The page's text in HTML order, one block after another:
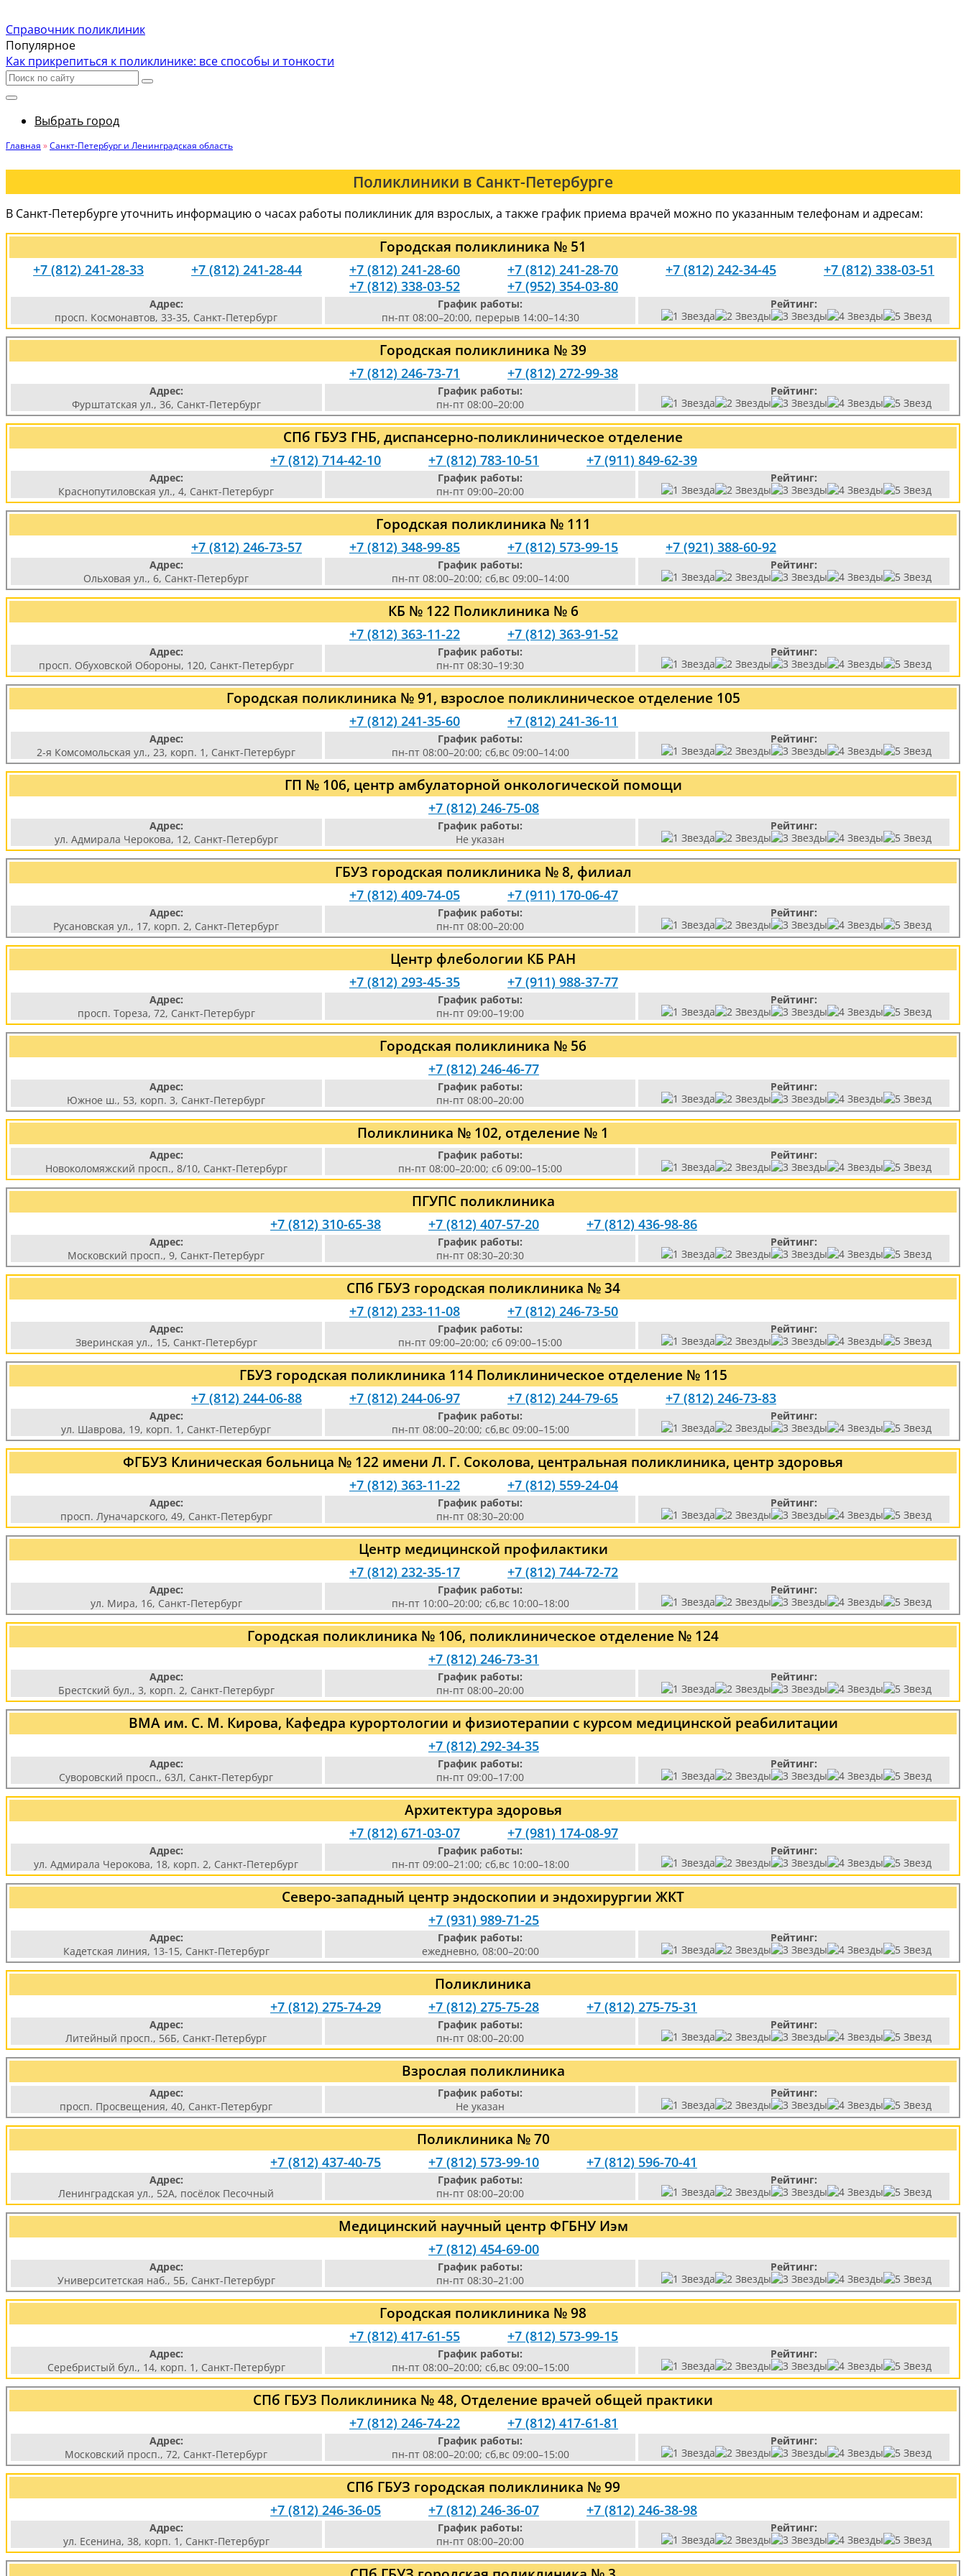
Справочник поликлиник
Популярное
Как прикрепиться к поликлинике: все способы и тонкости
Выбрать город
Главная »Санкт-Петербург и Ленинградская область
Поликлиники в Санкт-Петербурге
В Санкт-Петербурге уточнить информацию о часах работы поликлиник для взрослых, а также график приема врачей можно по указанным телефонам и адресам:
Городская поликлиника № 51
+7 (812) 241-28-33 +7 (812) 241-28-44 +7 (812) 241-28-60 +7 (812) 241-28-70 +7 (812) 242-34-45
+7 (812) 338-03-51
+7 (812) 338-03-52
+7 (952) 354-03-80
Адрес:
просп. Космонавтов, 33-35, Санкт-Петербург
График работы:
пн-пт 08:00–20:00, перерыв 14:00–14:30
Рейтинг:
Городская поликлиника № 39
+7 (812) 246-73-71 +7 (812) 272-99-38
Адрес:
Фурштатская ул., 36, Санкт-Петербург
График работы:
пн-пт 08:00–20:00
Рейтинг:
СПб ГБУЗ ГНБ, диспансерно-поликлиническое отделение
+7 (812) 714-42-10 +7 (812) 783-10-51 +7 (911) 849-62-39
Адрес:
Краснопутиловская ул., 4, Санкт-Петербург
График работы:
пн-пт 09:00–20:00
Рейтинг:
Городская поликлиника № 111
+7 (812) 246-73-57 +7 (812) 348-99-85 +7 (812) 573-99-15 +7 (921) 388-60-92
Адрес:
Ольховая ул., 6, Санкт-Петербург
График работы:
пн-пт 08:00–20:00; сб,вс 09:00–14:00
Рейтинг:
КБ № 122 Поликлиника № 6
+7 (812) 363-11-22 +7 (812) 363-91-52
Адрес:
просп. Обуховской Обороны, 120, Санкт-Петербург
График работы:
пн-пт 08:30–19:30
Рейтинг:
Городская поликлиника № 91, взрослое поликлиническое отделение 105
+7 (812) 241-35-60 +7 (812) 241-36-11
Адрес:
2-я Комсомольская ул., 23, корп. 1, Санкт-Петербург
График работы:
пн-пт 08:00–20:00; сб,вс 09:00–14:00
Рейтинг:
ГП № 106, центр амбулаторной онкологической помощи
+7 (812) 246-75-08
Адрес:
ул. Адмирала Черокова, 12, Санкт-Петербург
График работы:
Не указан
Рейтинг:
ГБУЗ городская поликлиника № 8, филиал
+7 (812) 409-74-05 +7 (911) 170-06-47
Адрес:
Русановская ул., 17, корп. 2, Санкт-Петербург
График работы:
пн-пт 08:00–20:00
Рейтинг:
Центр флебологии КБ РАН
+7 (812) 293-45-35 +7 (911) 988-37-77
Адрес:
просп. Тореза, 72, Санкт-Петербург
График работы:
пн-пт 09:00–19:00
Рейтинг:
Городская поликлиника № 56
+7 (812) 246-46-77
Адрес:
Южное ш., 53, корп. 3, Санкт-Петербург
График работы:
пн-пт 08:00–20:00
Рейтинг:
Поликлиника № 102, отделение № 1
Адрес:
Новоколомяжский просп., 8/10, Санкт-Петербург
График работы:
пн-пт 08:00–20:00; сб 09:00–15:00
Рейтинг:
ПГУПС поликлиника
+7 (812) 310-65-38 +7 (812) 407-57-20 +7 (812) 436-98-86
Адрес:
Московский просп., 9, Санкт-Петербург
График работы:
пн-пт 08:30–20:30
Рейтинг:
СПб ГБУЗ городская поликлиника № 34
+7 (812) 233-11-08 +7 (812) 246-73-50
Адрес:
Зверинская ул., 15, Санкт-Петербург
График работы:
пн-пт 09:00–20:00; сб 09:00–15:00
Рейтинг:
ГБУЗ городская поликлиника 114 Поликлиническое отделение № 115
+7 (812) 244-06-88 +7 (812) 244-06-97 +7 (812) 244-79-65 +7 (812) 246-73-83
Адрес:
ул. Шаврова, 19, корп. 1, Санкт-Петербург
График работы:
пн-пт 08:00–20:00; сб,вс 09:00–15:00
Рейтинг:
ФГБУЗ Клиническая больница № 122 имени Л. Г. Соколова, центральная поликлиника, центр здоровья
+7 (812) 363-11-22 +7 (812) 559-24-04
Адрес:
просп. Луначарского, 49, Санкт-Петербург
График работы:
пн-пт 08:30–20:00
Рейтинг:
Центр медицинской профилактики
+7 (812) 232-35-17 +7 (812) 744-72-72
Адрес:
ул. Мира, 16, Санкт-Петербург
График работы:
пн-пт 10:00–20:00; сб,вс 10:00–18:00
Рейтинг:
Городская поликлиника № 106, поликлиническое отделение № 124
+7 (812) 246-73-31
Адрес:
Брестский бул., 3, корп. 2, Санкт-Петербург
График работы:
пн-пт 08:00–20:00
Рейтинг:
ВМА им. С. М. Кирова, Кафедра курортологии и физиотерапии с курсом медицинской реабилитации
+7 (812) 292-34-35
Адрес:
Суворовский просп., 63Л, Санкт-Петербург
График работы:
пн-пт 09:00–17:00
Рейтинг:
Архитектура здоровья
+7 (812) 671-03-07 +7 (981) 174-08-97
Адрес:
ул. Адмирала Черокова, 18, корп. 2, Санкт-Петербург
График работы:
пн-пт 09:00–21:00; сб,вс 10:00–18:00
Рейтинг:
Северо-западный центр эндоскопии и эндохирургии ЖКТ
+7 (931) 989-71-25
Адрес:
Кадетская линия, 13-15, Санкт-Петербург
График работы:
ежедневно, 08:00–20:00
Рейтинг:
Поликлиника
+7 (812) 275-74-29 +7 (812) 275-75-28 +7 (812) 275-75-31
Адрес:
Литейный просп., 56Б, Санкт-Петербург
График работы:
пн-пт 08:00–20:00
Рейтинг:
Взрослая поликлиника
Адрес:
просп. Просвещения, 40, Санкт-Петербург
График работы:
Не указан
Рейтинг:
Поликлиника № 70
+7 (812) 437-40-75 +7 (812) 573-99-10 +7 (812) 596-70-41
Адрес:
Ленинградская ул., 52А, посёлок Песочный
График работы:
пн-пт 08:00–20:00
Рейтинг:
Медицинский научный центр ФГБНУ Иэм
+7 (812) 454-69-00
Адрес:
Университетская наб., 5Б, Санкт-Петербург
График работы:
пн-пт 08:30–21:00
Рейтинг:
Городская поликлиника № 98
+7 (812) 417-61-55 +7 (812) 573-99-15
Адрес:
Серебристый бул., 14, корп. 1, Санкт-Петербург
График работы:
пн-пт 08:00–20:00; сб,вс 09:00–15:00
Рейтинг:
СПб ГБУЗ Поликлиника № 48, Отделение врачей общей практики
+7 (812) 246-74-22 +7 (812) 417-61-81
Адрес:
Московский просп., 72, Санкт-Петербург
График работы:
пн-пт 08:00–20:00; сб,вс 09:00–15:00
Рейтинг:
СПб ГБУЗ городская поликлиника № 99
+7 (812) 246-36-05 +7 (812) 246-36-07 +7 (812) 246-38-98
Адрес:
ул. Есенина, 38, корп. 1, Санкт-Петербург
График работы:
пн-пт 08:00–20:00
Рейтинг: